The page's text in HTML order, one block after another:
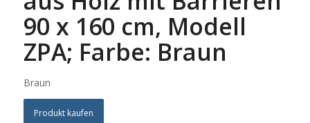
90 x 160 cm, Modell
ZPA; Farbe: Braun
Braun
Produkt kaufen